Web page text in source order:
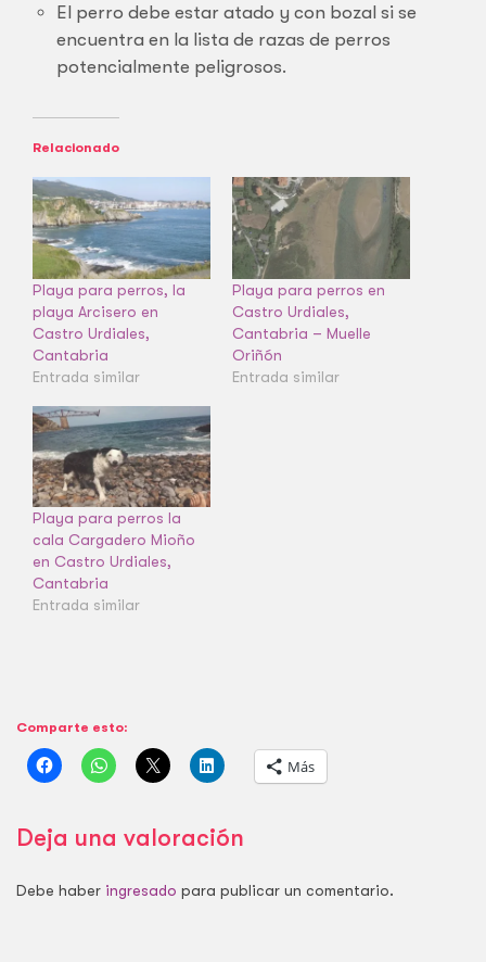
El perro debe estar atado y con bozal si se
encuentra en la lista de razas de perros
potencialmente peligrosos.
Relacionado
Playa para perros, la
playa Arcisero en
Castro Urdiales,
Cantabria
Entrada similar
Playa para perros en
Castro Urdiales,
Cantabria – Muelle
Oriñón
Entrada similar
Playa para perros la
cala Cargadero Mioño
en Castro Urdiales,
Cantabria
Entrada similar
Comparte esto:
Más
Deja una valoración
Debe haber ingresado para publicar un comentario.